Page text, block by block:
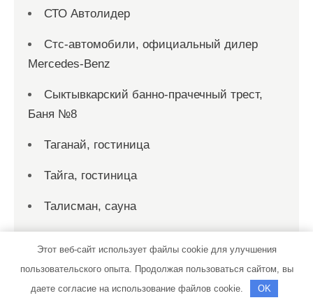
СТО Автолидер
Стс-автомобили, официальный дилер
Mercedes-Benz
Сыктывкарский банно-прачечный трест,
Баня №8
Таганай, гостиница
Тайга, гостиница
Талисман, сауна
Теплое местечко, сауна
Тет-а-тет, ресторанно-гостиничный
Этот веб-сайт использует файлы cookie для улучшения
пользовательского опыта. Продолжая пользоваться сайтом, вы
даете согласие на использование файлов cookie.
OK